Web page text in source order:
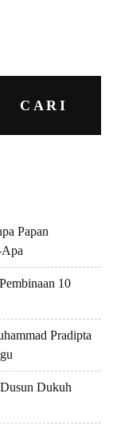
CARI
Papan
10
Pradipta
Dukuh